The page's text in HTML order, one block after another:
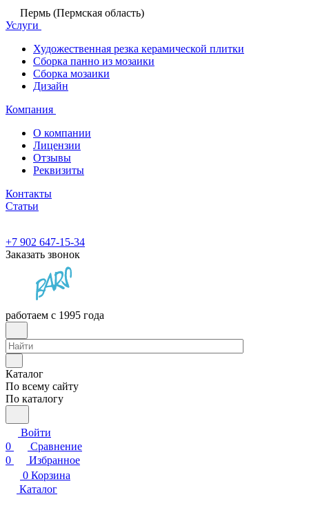
Пермь (Пермская область)
Услуги
Художественная резка керамической плитки
Сборка панно из мозаики
Сборка мозаики
Дизайн
Компания
О компании
Лицензии
Отзывы
Реквизиты
Контакты
Статьи
+7 902 647-15-34
Заказать звонок
работаем с 1995 года
Каталог
По всему сайту
По каталогу
Войти
0
Сравнение
0
Избранное
0 Корзина
Каталог